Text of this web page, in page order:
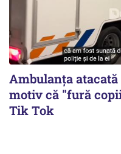
Ambulanța
motiv că "fură
Tik Tok